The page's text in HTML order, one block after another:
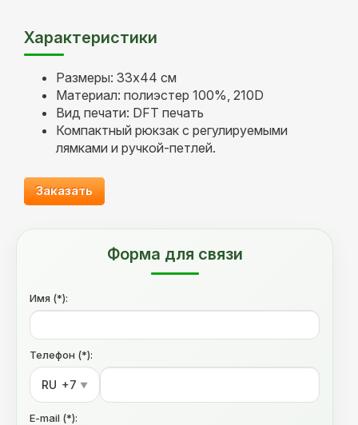
Характеристики
Размеры: 33х44 см
Материал: полиэстер 100%, 210D
Вид печати: DFT печать
Компактный рюкзак с регулируемыми
лямками и ручкой-петлей.
Заказать
Форма для связи
Имя (*):
Телефон (*):
RU +7 ▼
E-mail (*):